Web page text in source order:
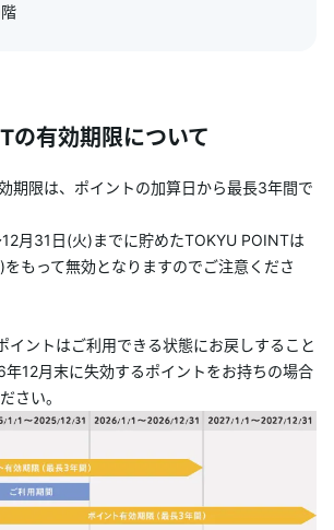
の有効期限について
期限は、ポイントの加算日から最長3年間で
月31日(火)までに貯めたTOKYU POINTは
もって無効となりますのでご注意くださ
イントはご利用できる状態にお戻しすること
12月末に失効するポイントをお持ちの場合
さい。